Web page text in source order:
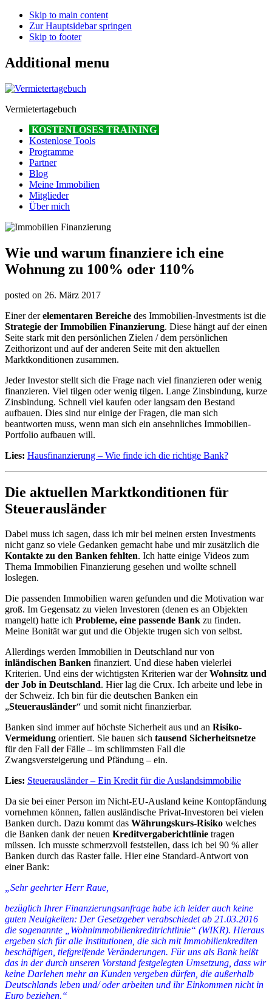
Skip to main content
Zur Hauptsidebar springen
Skip to footer
Additional menu
Vermietertagebuch
KOSTENLOSES TRAINING
Kostenlose Tools
Programme
Partner
Blog
Meine Immobilien
Mitglieder
Über mich
Wie und warum finanziere ich eine
Wohnung zu 100% oder 110%
posted on 26. März 2017
Einer derelementaren Bereiche des Immobilien-Investments ist die
Strategie der Immobilien Finanzierung. Diese hängt auf der einen
Seite stark mit den persönlichen Zielen / dem persönlichen
Zeithorizont und auf der anderen Seite mit den aktuellen
Marktkonditionen zusammen.
Jeder Investor stellt sich die Frage nach viel finanzieren oder wenig
finanzieren. Viel tilgen oder wenig tilgen. Lange Zinsbindung, kurze
Zinsbindung. Schnell viel kaufen oder langsam den Bestand
aufbauen. Dies sind nur einige der Fragen, die man sich
beantworten muss, wenn man sich ein ansehnliches Immobilien-
Portfolio aufbauen will.
Lies: Hausfinanzierung – Wie finde ich die richtige Bank?
Die aktuellen Marktkonditionen für
Steuerausländer
Dabei muss ich sagen, dass ich mir bei meinen ersten Investments
nicht ganz so viele Gedanken gemacht habe und mir zusätzlich die
Kontakte zu den Banken fehlten. Ich hatte einige Videos zum
Thema Immobilien Finanzierung gesehen und wollte schnell
loslegen.
Die passenden Immobilien waren gefunden und die Motivation war
groß. Im Gegensatz zu vielen Investoren (denen es an Objekten
mangelt) hatte ich Probleme, eine passende Bank zu finden.
Meine Bonität war gut und die Objekte trugen sich von selbst.
Allerdings werden Immobilien in Deutschland nur von
inländischen Banken finanziert. Und diese haben vielerlei
Kriterien. Und eins der wichtigsten Kriterien war derWohnsitz und
der Job in Deutschland. Hier lag die Crux. Ich arbeite und lebe in
der Schweiz. Ich bin für die deutschen Banken ein
„Steuerausländer“ und somit nicht finanzierbar.
Banken sind immer auf höchste Sicherheit aus und an Risiko-
Vermeidung orientiert. Sie bauen sich tausend Sicherheitsnetze
für den Fall der Fälle – im schlimmsten Fall die
Zwangsversteigerung und Pfändung – ein.
Lies: Steuerausländer – Ein Kredit für die Auslandsimmobilie
Da sie bei einer Person im Nicht-EU-Ausland keine Kontopfändung
vornehmen können, fallen ausländische Privat-Investoren bei vielen
Banken durch. Dazu kommt das Währungskurs-Risiko welches
die Banken dank der neuen Kreditvergaberichtlinie tragen
müssen. Ich musste schmerzvoll feststellen, dass ich bei 90 % aller
Banken durch das Raster falle. Hier eine Standard-Antwort von
einer Bank:
„Sehr geehrter Herr Raue,
bezüglich Ihrer Finanzierungsanfrage habe ich leider auch keine
guten Neuigkeiten: Der Gesetzgeber verabschiedet ab 21.03.2016
die sogenannte „Wohnimmobilienkreditrichtlinie“ (WIKR). Hieraus
ergeben sich für alle Institutionen, die sich mit Immobilienkrediten
beschäftigen, tiefgreifende Veränderungen. Für uns als Bank heißt
das in der durch unseren Vorstand festgelegten Umsetzung, dass wir
keine Darlehen mehr an Kunden vergeben dürfen, die außerhalb
Deutschlands leben und/ oder arbeiten und ihr Einkommen nicht in
Euro beziehen.“